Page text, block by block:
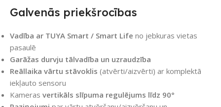
Galvenās priekšrocības
Vadība ar TUYA Smart / Smart Life no jebkuras vietas
pasaulē
Garāžas durvju tālvadība un uzraudzība
Reāllaika vārtu stāvoklis (atvērti/aizvērti) ar komplektā
iekļauto sensoru
Kameras vertikāls slīpuma regulējums līdz 90°